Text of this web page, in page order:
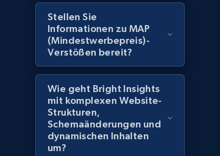
2.1K+ 375+ Jetzt anfangen
Amazon products global dataset - Collects
products by best sellers category URL
Title, Seller name, Brand, Description, Initial
price, Currency, Availability, Reviews count, and
Stellen Sie
Informationen zu MAP
(Mindestwerbepreis)-
Verstößen bereit?
Wie geht Bright Insights
mit komplexen Website-
Strukturen,
Schemaänderungen und
dynamischen Inhalten
um?